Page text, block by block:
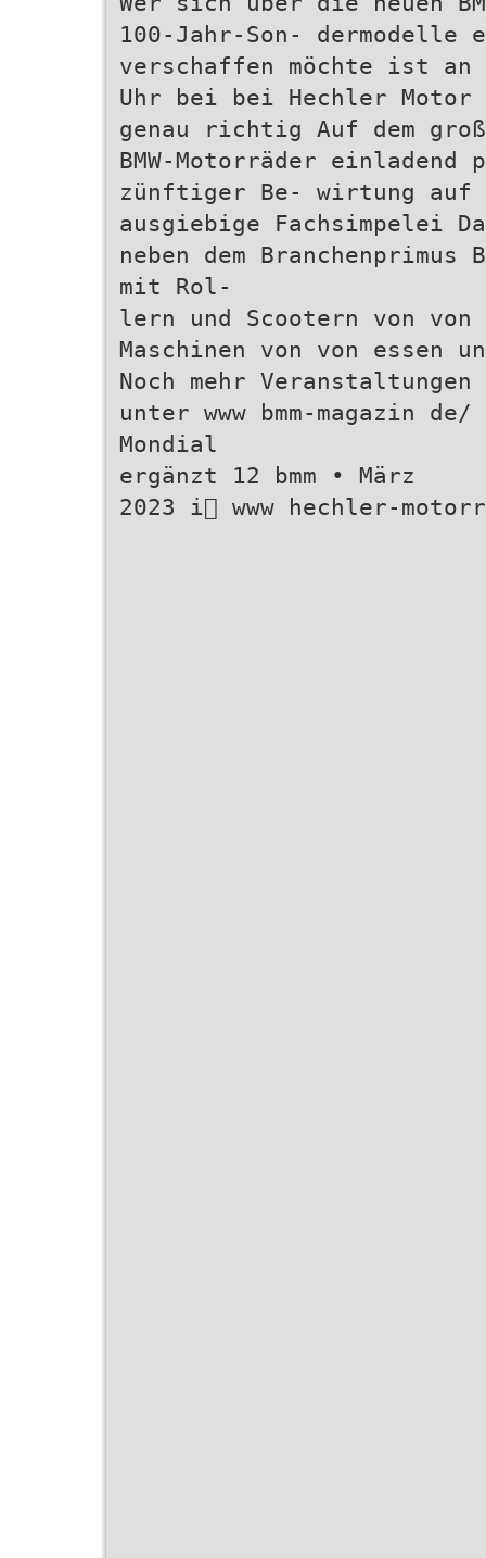
100-Jahr-Son-
verschaffen möchte ist an
Uhr bei bei Hechler
genau richtig Auf dem
BMW-Motorräder
zünftiger Be- wirtung
ausgiebige Fachsimpelei
neben dem Branchenprimus
mit Rol-
lern und Scootern von von
Maschinen von von essen
Noch mehr
unter www bmm-magazin
Mondial
ergänzt 12 bmm • März
2023 i www hechler-